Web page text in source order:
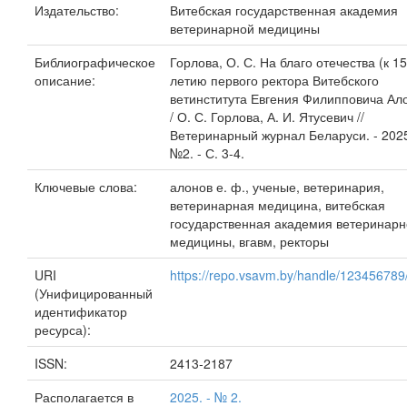
Издательство:
Витебская государственная академия
ветеринарной медицины
Библиографическое
описание:
Горлова, О. С. На благо отечества (к
летию первого ректора Витебского
ветинститута Евгения Филипповича
/ О. С. Горлова, А. И. Ятусевич //
Ветеринарный журнал Беларуси. -
№2. - С. 3-4.
Ключевые слова:
алонов е. ф., ученые, ветеринария,
ветеринарная медицина, витебская
государственная академия
медицины, вгавм, ректоры
URI
(Унифицированный
идентификатор
ресурса):
https://repo.vsavm.by/handle/
ISSN:
2413-2187
Располагается в
2025. - № 2.